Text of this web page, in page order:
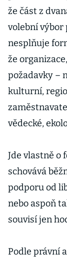
že část z
volební výbor
nesplňuje
že
požadavky –
kulturní,
vědecké,
Jde vlastně o
schovává
podporu od
nebo aspoň
souvisí jen
Podle právní